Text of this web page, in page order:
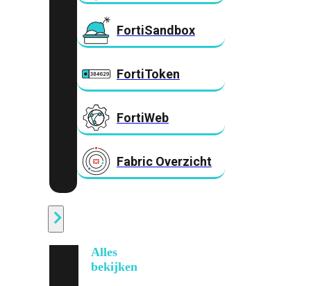
FortiSandbox
FortiToken
FortiWeb
Fabric Overzicht
Alles
bekijken